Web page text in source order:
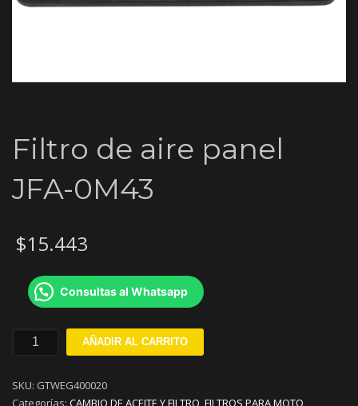
Filtro de aire panel
JFA-0M43
$15.443
Consultas al Whatsapp
Filtro
panel
AÑADIR AL CARRITO
SKU: GTWEG400020
Categorías: CAMBIO DE ACEITE Y FILTRO,FILTROS PARA MOTO